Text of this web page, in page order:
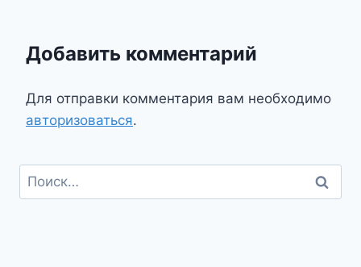
Добавить комментарий
Для отправки комментария вам необходимо
авторизоваться.
Найти: